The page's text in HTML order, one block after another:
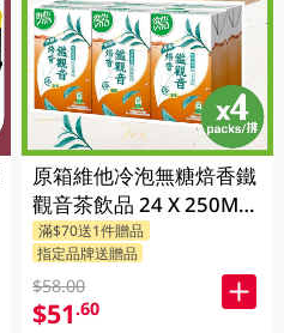
原箱維他冷泡無糖焙香鐵
觀音茶飲品 24 X 250ML
(新舊包裝隨機發貨)
滿$70送1件贈品
指定品牌送贈品
$58.00
$51.60